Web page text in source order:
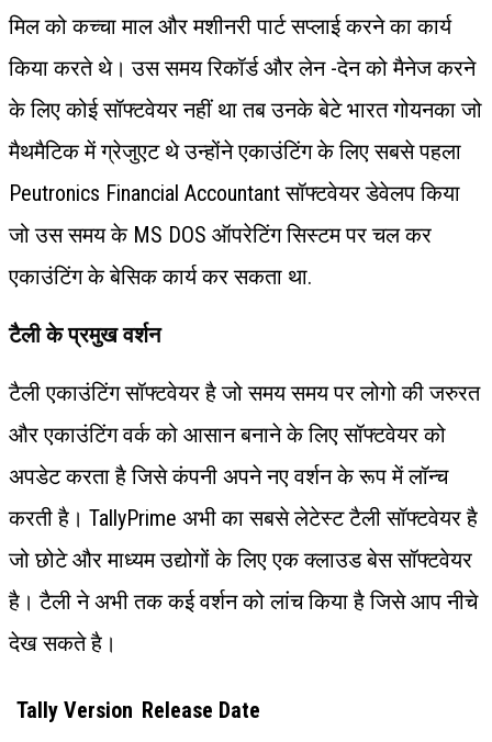
मिल को कच्चा माल और मशीनरी पार्ट सप्लाई करने का कार्य
किया करते थे। उस समय रिकॉर्ड और लेन -देन को मैनेज करने
के लिए कोई सॉफ्टवेयर नहीं था तब उनके बेटे भारत गोयनका जो
मैथमैटिक में ग्रेजुएट थे उन्होंने एकाउंटिंग के लिए सबसे पहला
Peutronics Financial Accountant सॉफ्टवेयर डेवेलप किया
जो उस समय के MS DOS ऑपरेटिंग सिस्टम पर चल कर
एकाउंटिंग के बेसिक कार्य कर सकता था.
टैली के प्रमुख वर्शन
टैली एकाउंटिंग सॉफ्टवेयर है जो समय समय पर लोगो की जरुरत
और एकाउंटिंग वर्क को आसान बनाने के लिए सॉफ्टवेयर को
अपडेट करता है जिसे कंपनी अपने नए वर्शन के रूप में लॉन्च
करती है। TallyPrime अभी का सबसे लेटेस्ट टैली सॉफ्टवेयर है
जो छोटे और माध्यम उद्योगों के लिए एक क्लाउड बेस सॉफ्टवेयर
है। टैली ने अभी तक कई वर्शन को लांच किया है जिसे आप नीचे
देख सकते है।
Tally Version Release Date